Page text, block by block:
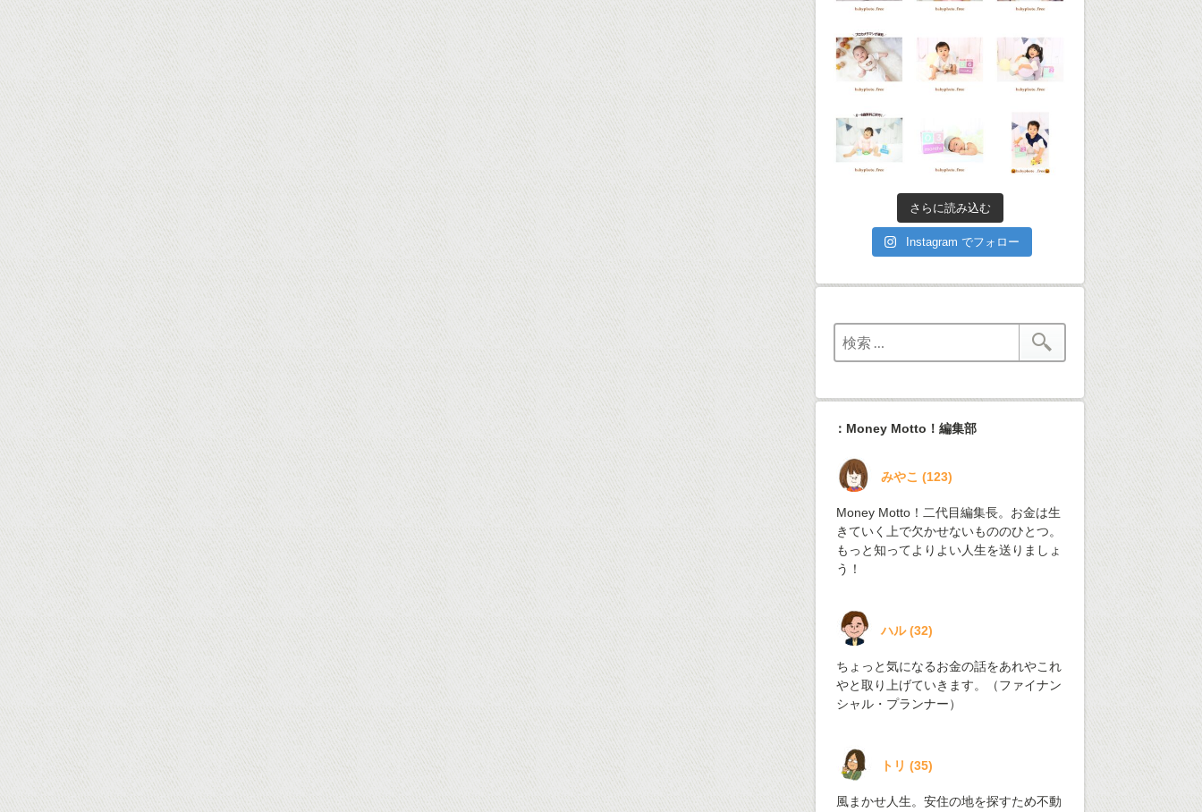
さらに読み込む
Instagram でフォロー
：Money Motto！編集部
みやこ (123)
Money Motto！二代目編集長。お金は生
きていく上で欠かせないもののひとつ。
もっと知ってよりよい人生を送りましょ
う！
ハル(32)
ちょっと気になるお金の話をあれやこれ
やと取り上げていきます。（ファイナン
シャル・プランナー）
トリ (35)
風まかせ人生。安住の地を探すため不動